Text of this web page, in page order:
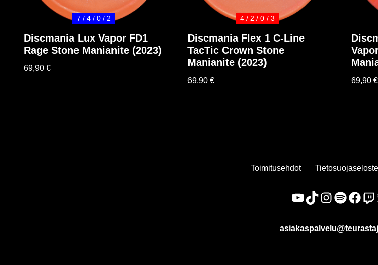
7 / 4 / 0 / 2
Discmania Lux Vapor FD1
Rage Stone Manianite (2023)
69,90 €
4 / 2 / 0 / 3
Discmania Flex 1 C-Line
TacTic Crown Stone
Manianite (2023)
69,90€ 69,90€
Toimitusehdot Tietosuojaseloste